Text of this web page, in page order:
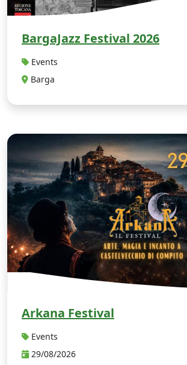
BargaJazz Festival 2026
Events
Barga
Arkana Festival
Events
29/08/2026